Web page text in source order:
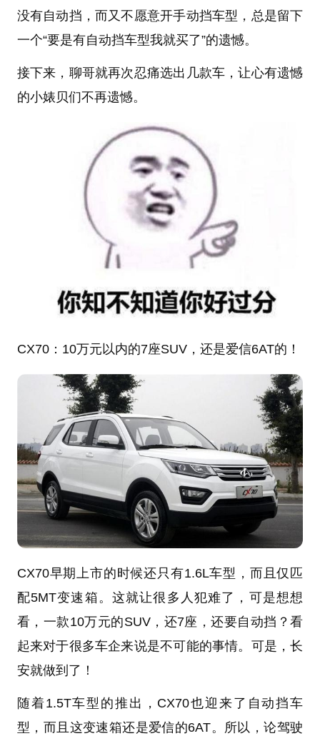
没有自动挡，而又不愿意开手动挡车型，总是留下
一个“要是有自动挡车型我就买了”的遗憾。
接下来，聊哥就再次忍痛选出几款车，让心有遗憾
的小婊贝们不再遗憾。
CX70： 10万元以内的7座SUV，还是爱信6AT的！
CX70早期上市的时候还只有1.6L车型，而且仅匹
配5MT变速箱。这就让很多人犯难了，可是想想
看，一款10万元的SUV，还7座，还要自动挡？看
起来对于很多车企来说是不可能的事情。可是，长
安就做到了！
随着1.5T车型的推出，CX70也迎来了自动挡车
型，而且这变速箱还是爱信的6AT。所以，论驾驶